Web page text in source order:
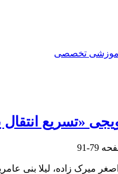
آموزشی تخصصی
«تسریع
79-91
میرک زاده، لیلا بنی